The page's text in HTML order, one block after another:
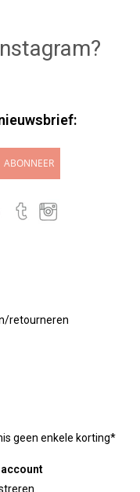
ABONNEER
retourneren
geen enkele korting*